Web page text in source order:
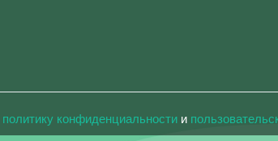
политику конфиденциальности и